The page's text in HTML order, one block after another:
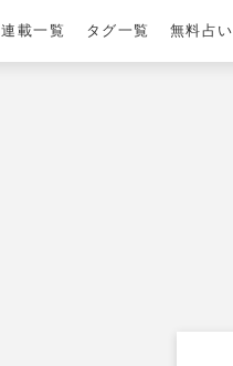
連載一覧 タグ一覧 無料占い